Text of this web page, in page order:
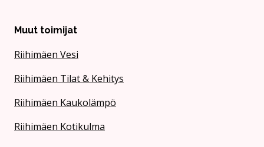
Muut toimijat
Riihimäen Vesi
Riihimäen Tilat & Kehitys
Riihimäen Kaukolämpö
Riihimäen Kotikulma